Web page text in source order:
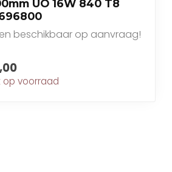
UO 16W 840 T8
beschikbaar op aanvraag!
op voorraad